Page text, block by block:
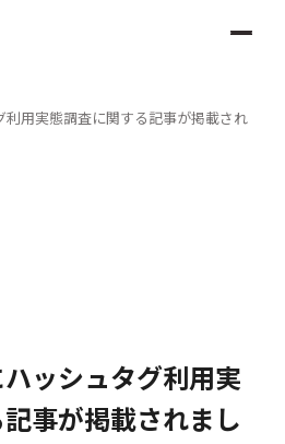
利用実態調査に関する記事が掲載され
ハッシュタグ利用実
事が掲載されまし